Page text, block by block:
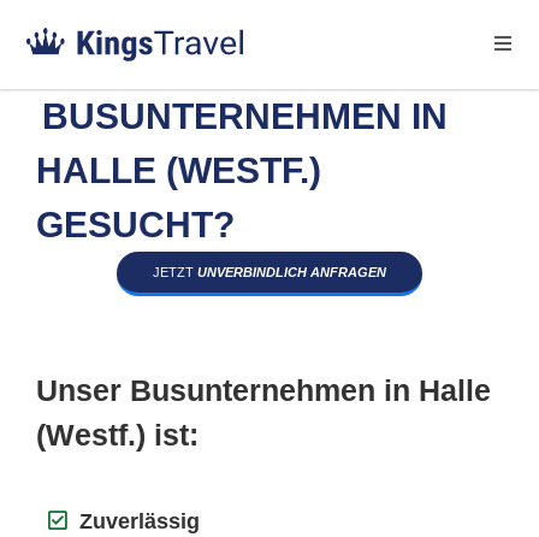
BUSUNTERNEHMEN IN
HALLE (WESTF.)
GESUCHT?
JETZT UNVERBINDLICH ANFRAGEN
Unser Busunternehmen in Halle
(Westf.) ist:
Zuverlässig